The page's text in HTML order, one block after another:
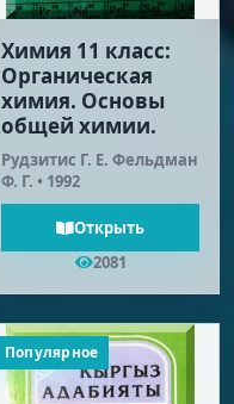
Химия 11 класс:
Органическая
химия. Основы
общей химии.
Рудзитис Г. E. Фельдман
Ф. Г. • 1992
Открыть
2081
Популярное